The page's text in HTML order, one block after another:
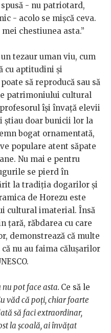
- nu patriotard,
- acolo se mișcă ceva.
chestiunea asta.”
tezaur uman viu, cum
cu aptitudini și
să reproducă sau să
patrimoniului cultural
își învață elevii
știau doar bunicii lor la
bogat ornamentată,
populare atent săpate
Nu mai e pentru
se pierd în
la tradiția dogarilor și
de Horezu este
cultural imaterial. Însă
țară, răbdarea cu care
demonstrează că multe
nu au faima călușarilor
nu pot face asta. Ce să le
văd că poți, chiar foarte
să faci extraordinar,
la școală, ai învățat